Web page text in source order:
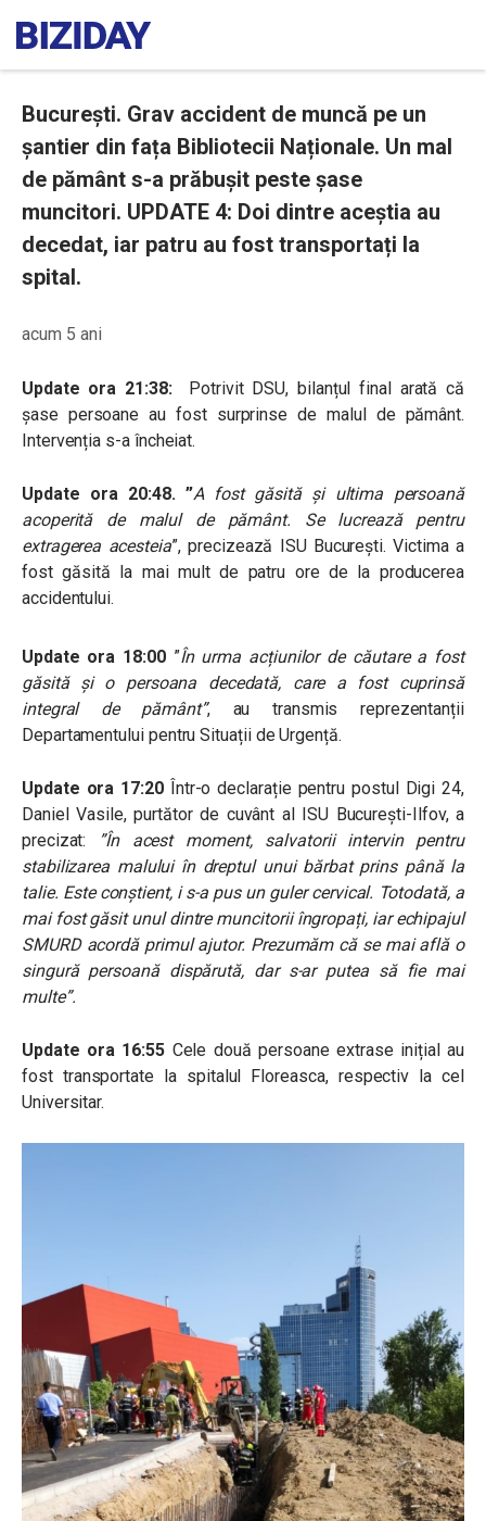
București. Grav accident de muncă pe un
șantier din fața Bibliotecii Naționale. Un mal
de pământ s-a prăbușit peste șase
muncitori. UPDATE 4: Doi dintre aceștia au
decedat, iar patru au fost transportați la
spital.
acum 5 ani
Update ora 21:38:
Potrivit DSU, bilanțul final arată că
șase persoane au fost surprinse de malul de pământ.
Intervenția s-a încheiat.
Update ora 20:48. ”A fost găsită și ultima persoană
acoperită de malul de pământ. Se lucrează pentru
extragerea acesteia”, precizează ISU București.Victima a
fost găsită la mai mult de patru ore de la producerea
accidentului.
Update ora 18:00”În urma acțiunilor de căutare a fost
găsită și o persoana decedată, care a fost cuprinsă
integral de pământ”, au transmis reprezentanții
Departamentului pentru Situații de Urgență.
Update ora 17:20Într-o declarație pentru postul Digi 24,
Daniel Vasile, purtător de cuvânt al ISU București-Ilfov, a
precizat:
”În acest moment, salvatorii intervin pentru
stabilizarea malului în dreptul unui bărbat prins până la
talie. Este conștient, i s-a pus un guler cervical. Totodată, a
mai fost găsit unul dintre muncitorii îngropați, iar echipajul
SMURD acordă primul ajutor. Prezumăm că se mai află o
singură persoană dispărută, dar s-ar putea să fie mai
multe”.
Update ora 16:55 Cele două persoane extrase inițial au
fost transportate la spitalul Floreasca, respectiv la cel
Universitar.